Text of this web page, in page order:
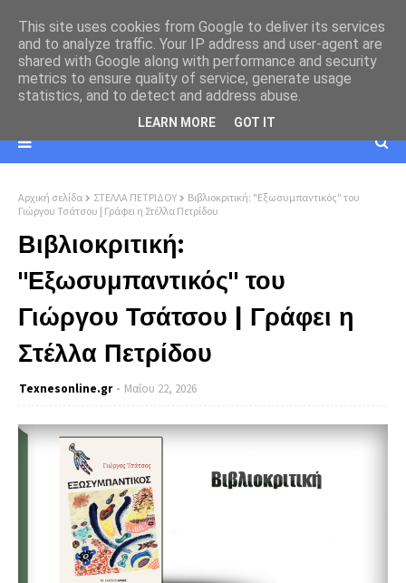
Αρχική σελίδα ΣΤΕΛΛΑ ΠΕΤΡΙΔΟΥ
Βιβλιοκριτική: "Εξωσυμπαντικός" του
Γιώργου Τσάτσου | Γράφει η Στέλλα Πετρίδου
Βιβλιοκριτική:
"Εξωσυμπαντικός" του
Γιώργου Τσάτσου | Γράφει η
Στέλλα Πετρίδου
Texnesοnline.gr Μαΐου 22, 2026
This site uses cookies from Google to deliver its services
and to analyze traffic. Your IP address and user-agent are
shared with Google along with performance and security
metrics to ensure quality of service, generate usage
statistics, and to detect and address abuse.
LEARN MORE GOT IT